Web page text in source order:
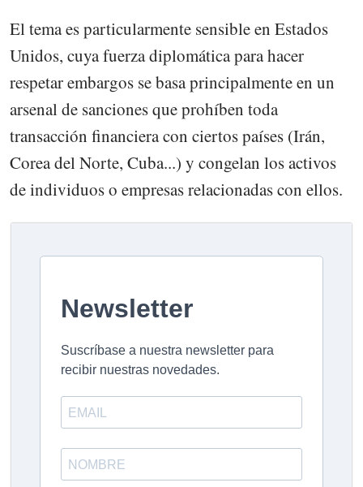
El tema es particularmente sensible en Estados
Unidos, cuya fuerza diplomática para hacer
respetar embargos se basa principalmente en un
arsenal de sanciones que prohíben toda
transacción financiera con ciertos países (Irán,
Corea del Norte, Cuba...) y congelan los activos
de individuos o empresas relacionadas con ellos.